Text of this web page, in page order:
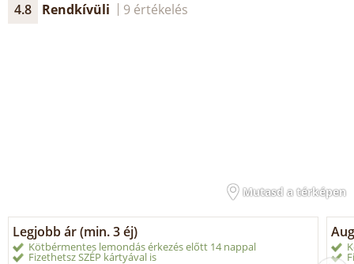
4.8 Rendkívüli 9 értékelés
Mutasd a térképen
Legjobb ár (min. 3 éj)
Kötbérmentes lemondás érkezés előtt 14 nappal
Fizethetsz SZÉP kártyával is